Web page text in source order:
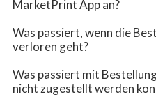
MarketPrint App an?
Was passiert, wenn die
verloren geht?
Was passiert mit
nicht zugestellt werden